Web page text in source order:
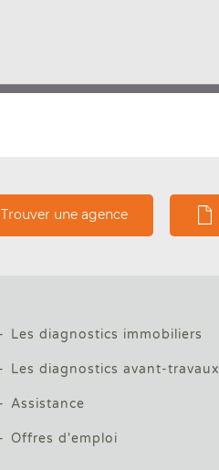
Trouver une agence
Les diagnostics immobiliers
Les diagnostics avant-travaux
Assistance
Offres d'emploi